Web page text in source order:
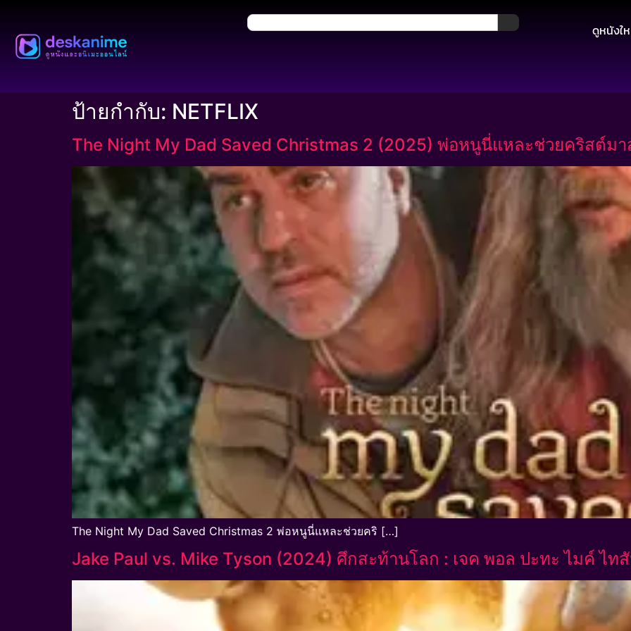
ดูหนังใ
ป้ายกำกับ: NETFLIX
The Night My Dad Saved Christmas 2 (2025) พ่อหนูนี่แหละช่วยคริสต์มา
The Night My Dad Saved Christmas 2 พ่อหนูนี่แหละช่วยคริ […]
Jake Paul vs. Mike Tyson (2024) ศึกสะท้านโลก : เจค พอล ปะทะ ไมค์ ไท